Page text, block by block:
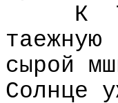
К
таежную
сырой
Солнце